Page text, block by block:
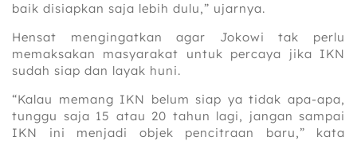
baik disiapkan saja lebih dulu,” ujarnya.
Hensat mengingatkan agar Jokowi tak perlu
memaksakan masyarakat untuk percaya jika IKN
sudah siap dan layak huni.
“Kalau memang IKN belum siap ya tidak apa-apa,
tunggu saja 15 atau 20 tahun lagi, jangan sampai
IKN ini menjadi objek pencitraan baru,” kata